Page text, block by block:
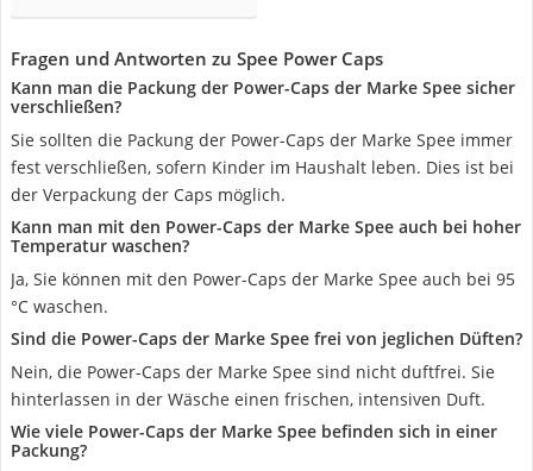
Fragen und Antworten zu Spee Power Caps
Kann man die Packung der Power-Caps der Marke Spee sicher
verschließen?
Sie sollten die Packung der Power-Caps der Marke Spee immer
fest verschließen, sofern Kinder im Haushalt leben. Dies ist bei
der Verpackung der Caps möglich.
Kann man mit den Power-Caps der Marke Spee auch bei hoher
Temperatur waschen?
Ja, Sie können mit den Power-Caps der Marke Spee auch bei 95
°C waschen.
Sind die Power-Caps der Marke Spee frei von jeglichen Düften?
Nein, die Power-Caps der Marke Spee sind nicht duftfrei. Sie
hinterlassen in der Wäsche einen frischen, intensiven Duft.
Wie viele Power-Caps der Marke Spee befinden sich in einer
Packung?